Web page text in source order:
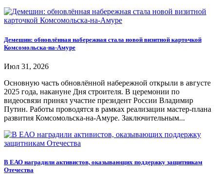
Демешин: обновлённая набережная стала новой визитной карточкой
Комсомольска-на-Амуре
Июл 31, 2026
Основную часть обновлённой набережной открыли в августе
2025 года, накануне Дня строителя. В церемонии по
видеосвязи принял участие президент России Владимир
Путин. Работы проводятся в рамках реализации мастер-плана
развития Комсомольска-на-Амуре. Заключительным...
В ЕАО наградили активистов, оказывающих поддержку защитникам
Отечества